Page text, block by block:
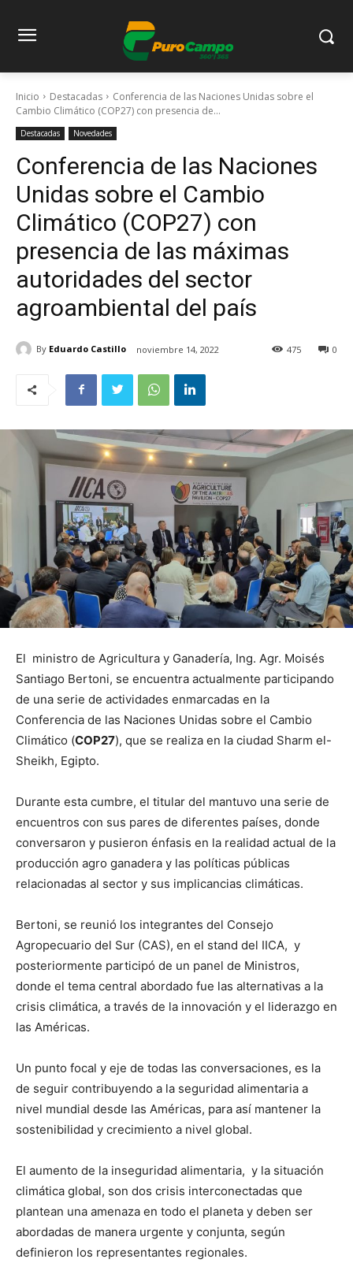
Inicio Destacadas
Conferencia de las Naciones Unidas sobre el
Cambio Climático (COP27) con presencia de...
Destacadas Novedades
Conferencia de las Naciones
Unidas sobre el Cambio
Climático (COP27) con
presencia de las máximas
autoridades del sector
agroambiental del país
By Eduardo Castillo noviembre 14, 2022 0
475
El ministro de Agricultura y Ganadería, Ing. Agr. Moisés
Santiago Bertoni, se encuentra actualmente participando
de una serie de actividades enmarcadas en la
Conferencia de las Naciones Unidas sobre el Cambio
Climático (COP27), que se realiza en la ciudad Sharm el-
Sheikh, Egipto.
Durante esta cumbre, el titular del mantuvo una serie de
encuentros con sus pares de diferentes países, donde
conversaron y pusieron énfasis en la realidad actual de la
producción agro ganadera y las políticas públicas
relacionadas al sector y sus implicancias climáticas.
Bertoni, se reunió los integrantes del Consejo
Agropecuario del Sur (CAS), en el stand del IICA, y
posteriormente participó de un panel de Ministros,
donde el tema central abordado fue las alternativas a la
crisis climática, a través de la innovación y el liderazgo en
las Américas.
Un punto focal y eje de todas las conversaciones, es la
de seguir contribuyendo a la seguridad alimentaria a
nivel mundial desde las Américas, para así mantener la
sostenibilidad y crecimiento a nivel global.
El aumento de la inseguridad alimentaria, y la situación
climática global, son dos crisis interconectadas que
plantean una amenaza en todo el planeta y deben ser
abordadas de manera urgente y conjunta, según
definieron los representantes regionales.